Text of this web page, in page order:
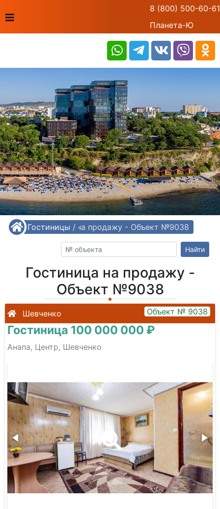
8 (800) 500-60-61
Планета-Ю
/ Гостиницы /
Гостиница на продажу - Объект №9038
Найти
Гостиница на продажу -
Объект №9038
Шевченко Объект № 9038
Гостиница 100 000 000 ₽
Анапа, Центр, Шевченко